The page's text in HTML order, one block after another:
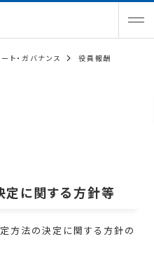
ト・ガバナンス 役員報酬
に関する方針等
方法の決定に関する方針の